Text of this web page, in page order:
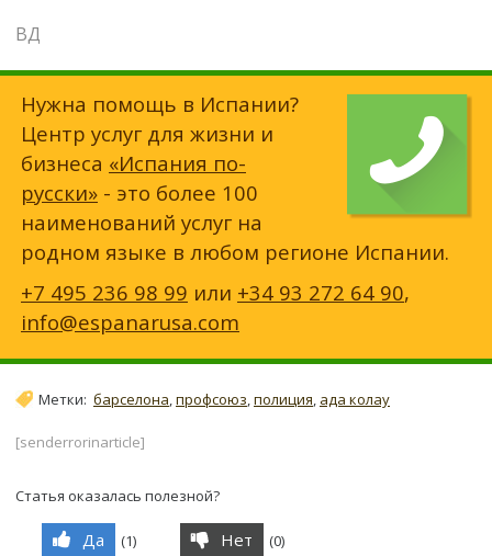
ВД
Нужна помощь в Испании?
Центр услуг для жизни и
бизнеса «Испания по-
русски» - это более 100
наименований услуг на
родном языке в любом регионе Испании.
+7 495 236 98 99 или +34 93 272 64 90,
info@espanarusa.com
Метки: барселона,профсоюз,полиция, ада колау
[senderrorinarticle]
Статья оказалась полезной?
Да (1) Нет (0)